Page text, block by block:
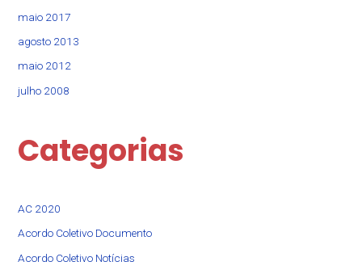
maio 2017
agosto 2013
maio 2012
julho 2008
Categorias
AC 2020
Acordo Coletivo Documento
Acordo Coletivo Notícias